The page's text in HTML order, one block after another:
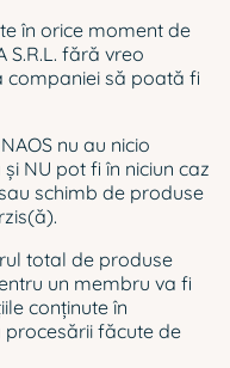
în orice moment de
S.R.L. fără vreo
companiei să poată fi
nu au nicio
NU pot fi în niciun caz
schimb de produse
total de produse
un membru va fi
conținute în
procesării făcute de